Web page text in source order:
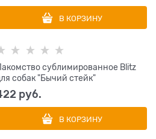
В КОРЗИНУ
сублимированное Blitz
собак "Бычий стейк"
руб.
В КОРЗИНУ